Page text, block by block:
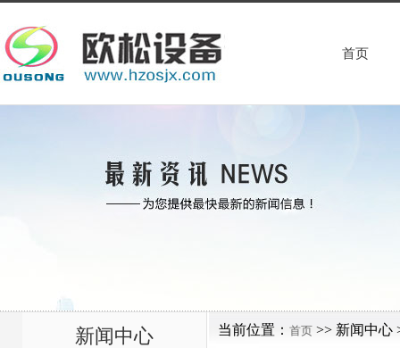
首页
新闻中心 当前位置： 首页 >> 新闻中心